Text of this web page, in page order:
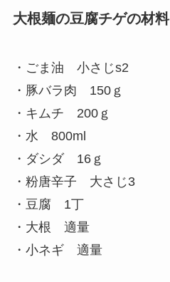
大根麺の豆腐チゲの材料
・ごま油 小さじs2
・豚バラ肉 150ｇ
・キムチ 200ｇ
・水 800ml
・ダシダ 16ｇ
・粉唐辛子 大さじ3
・豆腐 1丁
・大根 適量
・小ネギ 適量